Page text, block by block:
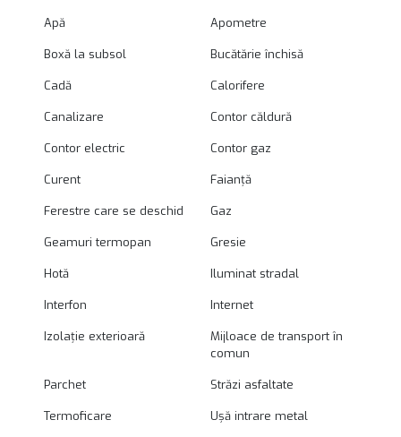
Apă Apometre
Boxă la subsol Bucătărie închisă
Cadă Calorifere
Canalizare Contor căldură
Contor electric Contor gaz
Curent Faianță
Ferestre care se deschid Gaz
Geamuri termopan Gresie
Hotă Iluminat stradal
Interfon Internet
Izolație exterioară
Mijloace de transport în
comun
Parchet Străzi asfaltate
Termoficare Ușă intrare metal